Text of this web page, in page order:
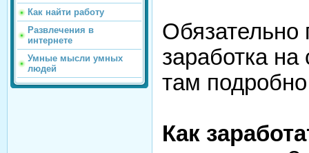
Как найти работу
Развлечения в
интернете
Умные мысли умных
людей
Обязательно
заработка
там
Как